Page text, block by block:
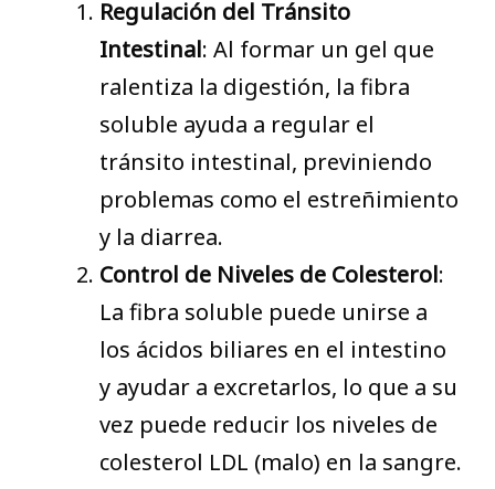
Regulación del Tránsito
Intestinal: Al formar un gel que
ralentiza la digestión, la fibra
soluble ayuda a regular el
tránsito intestinal, previniendo
problemas como el estreñimiento
y la diarrea.
Control de Niveles de Colesterol:
La fibra soluble puede unirse a
los ácidos biliares en el intestino
y ayudar a excretarlos, lo que a su
vez puede reducir los niveles de
colesterol LDL (malo) en la sangre.